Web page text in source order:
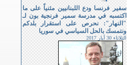
سفير فرنسا ودع اللبنانيين مثنياً على ما
اكتسبه في مدرسة سمير فرنجية بون لـ
"النهار": نحرص على استقرار بلدكم
ونتمسك بالحل السياسي في سوريا
الثلاثاء 30 أيار 2017